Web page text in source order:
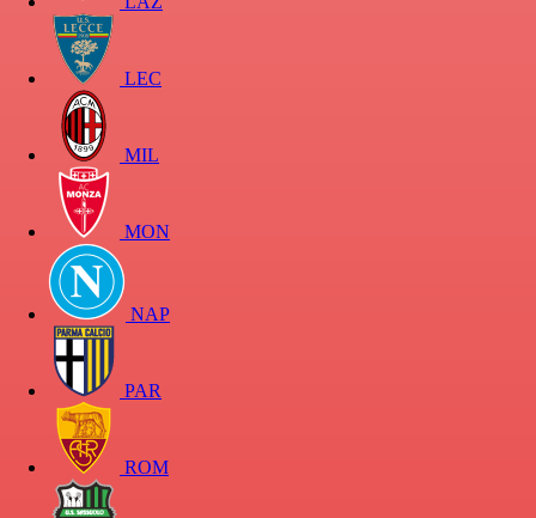
LEC
MIL
MON
NAP
PAR
ROM